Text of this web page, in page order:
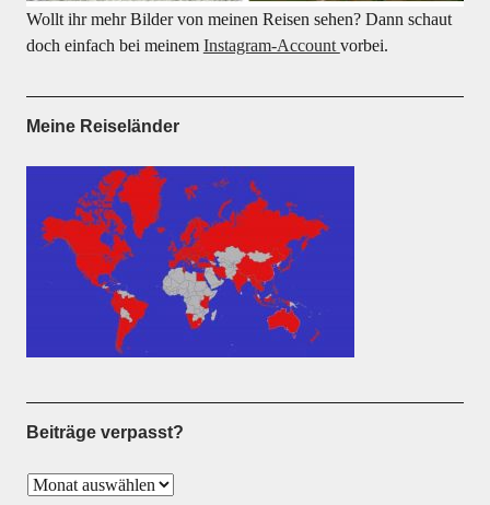
Wollt ihr mehr Bilder von meinen Reisen sehen? Dann schaut
doch einfach bei meinem Instagram-Account vorbei.
Meine Reiseländer
Beiträge verpasst?